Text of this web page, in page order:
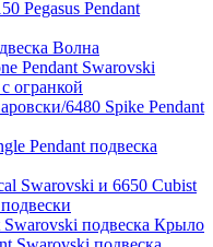
Pegasus Pendant
Волна
Pendant Swarovski
огранкой
6480 Spike Pendant
Pendant подвеска
Swarovski и 6650 Cubist
Swarovski подвеска Крыло